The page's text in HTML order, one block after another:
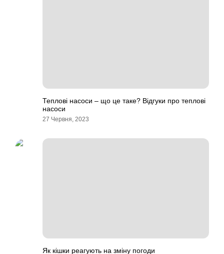
Теплові насоси – що це таке? Відгуки про теплові
насоси
27 Червня, 2023
Як кішки реагують на зміну погоди